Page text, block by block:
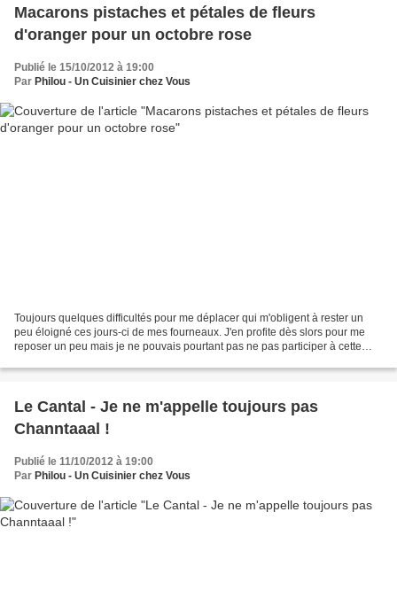
Macarons pistaches et pétales de fleurs
d'oranger pour un octobre rose
Publié le 15/10/2012 à 19:00
Par Philou - Un Cuisinier chez Vous
Toujours quelques difficultés pour me déplacer qui m'obligent à rester un
peu éloigné ces jours-ci de mes fourneaux. J'en profite dès slors pour me
reposer un peu mais je ne pouvais pourtant pas ne pas participer à cette
Le Cantal - Je ne m'appelle toujours pas
Channtaaal !
Publié le 11/10/2012 à 19:00
Par Philou - Un Cuisinier chez Vous